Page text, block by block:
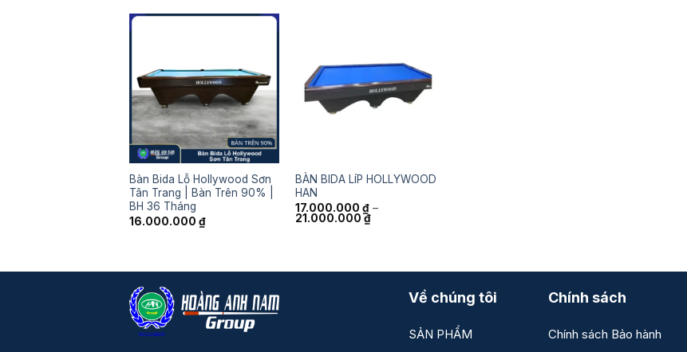
Bàn Bida Lỗ Hollywood Sơn
Tân Trang | Bàn Trên 90% |
BH 36 Tháng
16.000.000 ₫
BÀN BIDA LÍP HOLLYWOOD
HAN
17.000.000 ₫ –
21.000.000₫Khoảng
giá:
21.000.000 ₫
Về chúng tôi
SẢN PHẨM
Chính sách
Chính sách Bảo hành